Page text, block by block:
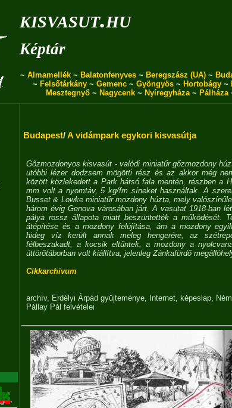
kisvasut.hu
Képtár
~ Almamellék~ Balatonfenyves~ Beregszász (UA)~
~ Felsőtárkány ~ Gemenc ~ Gyöngyös ~ Hortobágy ~
Mesztegnyő~ Nagycenk~ Nyíregyháza~ Pálháza
Budapest/A vidámpark egykori kisvasútja
Gőzmozdonyos kisvasút - valódi miniatűr gőzmozdony
utóbbi lézer dodzsem mögötti rész és az akkor még
között közlekedett a Park hátsó fala mentén, részben a
mm volt a nyomtáv, 5 kg/fm síneket használtak. A
Busset & Lowke miniatűr mozdony húzta, mely
három évig Genova városában járt. A vasutat 1918-ban
pálya rossz állapota miatt beszüntették a működését.
átépítése és a mozdony felújítása, ám a mozdony
hideg víz került annak meleg hengerére, az
félbeszakadt, a kocsik eltűntek, a mozdony a
úttörőtáborban volt kiállítva, jelenleg Zánkafürdő
Cikkarchívum
archív, Erdélyi Árpád gyűjteménye, Internet, képeslap,
Pállay Pál felvételei